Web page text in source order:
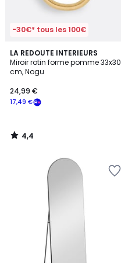
-30€* tous les 100€
LA REDOUTE INTERIEURS
Miroir rotin forme pomme 33x30
cm, Nogu
17,49 €
24,99 €
4,4
/ 5
4,4
/